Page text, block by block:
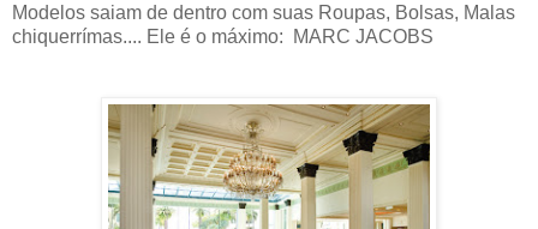
Modelos saiam de dentro com suas Roupas, Bolsas, Malas
chiquerrímas.... Ele é o máximo: MARC JACOBS